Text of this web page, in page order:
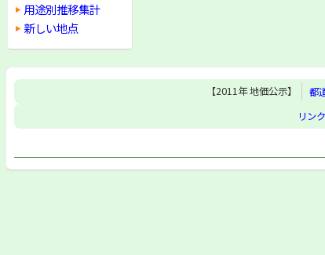
用途別推移集計
新しい地点
【2011年 地価公示】 都
リン